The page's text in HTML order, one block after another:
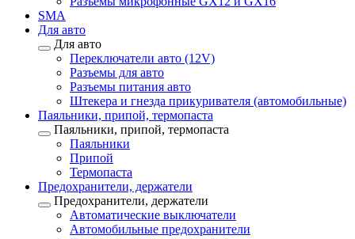
SMA
Для авто
Для авто
Переключатели авто (12V)
Разъемы для авто
Разъемы питания авто
Штекера и гнезда прикуривателя (автомобильные)
Паяльники, припой, термопаста
Паяльники, припой, термопаста
Паяльники
Припой
Термопаста
Предохранители, держатели
Предохранители, держатели
Автоматические выключатели
Автомобильные предохранители